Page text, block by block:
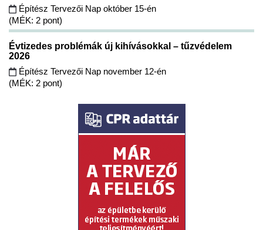
Építész Tervezői Nap október 15-én
(MÉK: 2 pont)
Évtizedes problémák új kihívásokkal – tűzvédelem
2026
Építész Tervezői Nap november 12-én
(MÉK: 2 pont)